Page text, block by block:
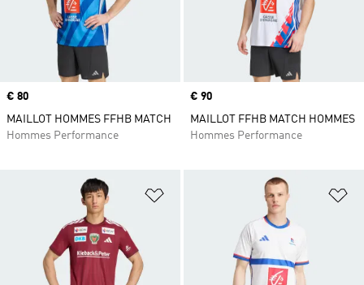
Prix
€ 80
MAILLOT HOMMES FFHB MATCH
Hommes Performance
Prix
€ 90
MAILLOT FFHB MATCH HOMMES
Hommes Performance
Ajouter à la Liste de produits